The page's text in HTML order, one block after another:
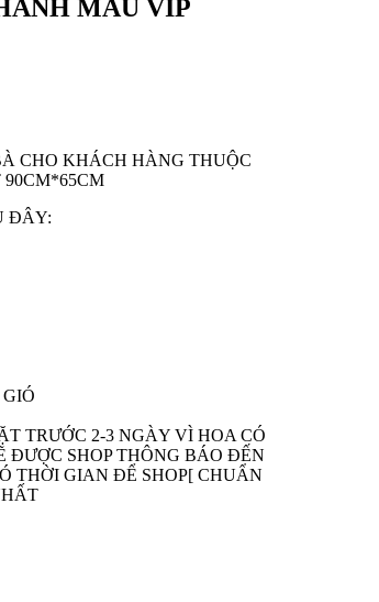
MẪU VIP
CHO KHÁCH HÀNG THUỘC
ĐÂY:
TRƯỚC 2-3 NGÀY VÌ HOA CÓ
ĐƯỢC SHOP THÔNG BÁO ĐẾN
THỜI GIAN ĐỂ SHOP[ CHUẨN